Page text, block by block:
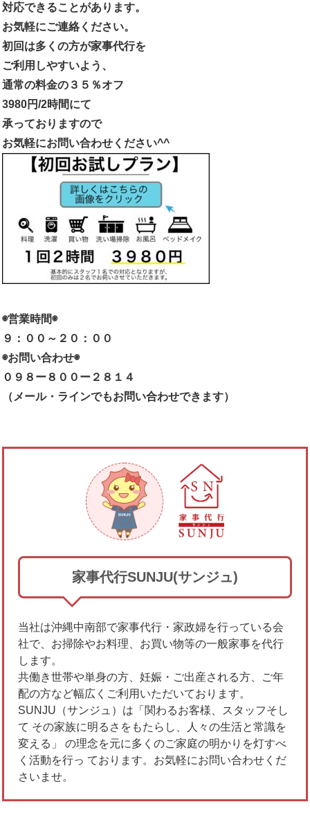
対応できることがあります。
お気軽にご連絡ください。
初回は多くの方が家事代行を
ご利用しやすいよう、
通常の料金の３５％オフ
3980円/2時間にて
承っておりますので
お気軽にお問い合わせください^^
◉営業時間◉
９：００～２０：００
◉お問い合わせ◉
０９８ー８００ー２８１４
（メール・ラインでもお問い合わせできます）
家事代行SUNJU(サンジュ)
当社は沖縄中南部で家事代行・家政婦を行っている会
社で、お掃除やお料理、お買い物等の一般家事を代行
します。
共働き世帯や単身の方、妊娠・ご出産される方、ご年
配の方など幅広くご利用いただいております。
SUNJU（サンジュ）は「関わるお客様、スタッフそし
て その家族に明るさをもたらし、人々の生活と常識を
変える」 の理念を元に多くのご家庭の明かりを灯すべ
く活動を行っ ております。お気軽にお問い合わせくだ
さいませ。